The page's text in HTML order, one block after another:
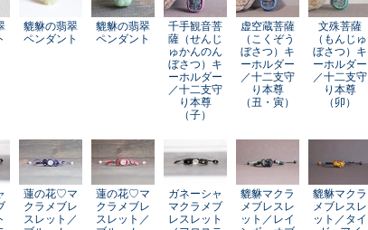
貔貅の翡翠
ペンダント
貔貅の翡翠
ペンダント
千手観音菩
薩（せんじ
ゅかんのん
ぼさつ）キ
ーホルダー
／十二支守
り本尊
（子）
虚空蔵菩薩
（こくぞう
ぼさつ）キ
ーホルダー
／十二支守
り本尊
（丑・寅）
文殊菩薩
（もんじゅ
ぼさつ）キ
ーホルダー
／十二支守
り本尊
（卯）
蓮の花♡マ
クラメブレ
スレット／
蓮の花♡マ
クラメブレ
スレット／
ガネーシャ
マクラメブ
レスレット
貔貅マクラ
メブレスレ
ット／レイ
貔貅マクラ
メブレスレ
ット／タイ